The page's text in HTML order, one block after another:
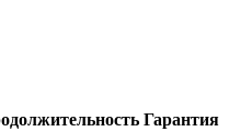
Гарантия